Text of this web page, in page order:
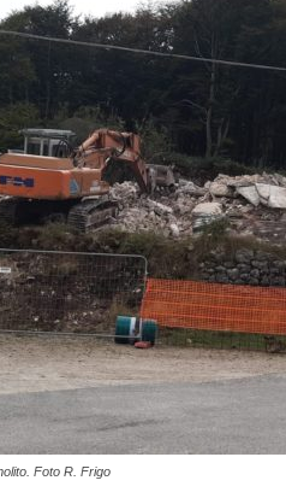
Foto R. Frigo